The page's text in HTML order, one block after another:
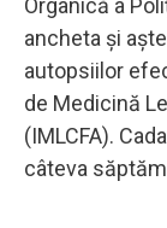
ancheta și
autopsiilor
de Medicină
(IMLCFA).
câteva